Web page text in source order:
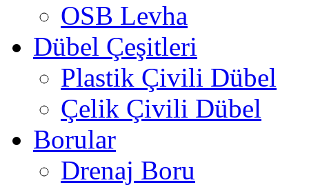
OSB Levha
Dübel Çeşitleri
Plastik Çivili Dübel
Çelik Çivili Dübel
Borular
Drenaj Boru